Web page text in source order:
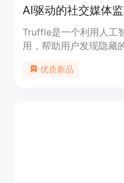
AI驱动的社交媒体
Truffle是一个利用人工
用，帮助用户发现隐藏
为您跟踪这些账号。
优质新品